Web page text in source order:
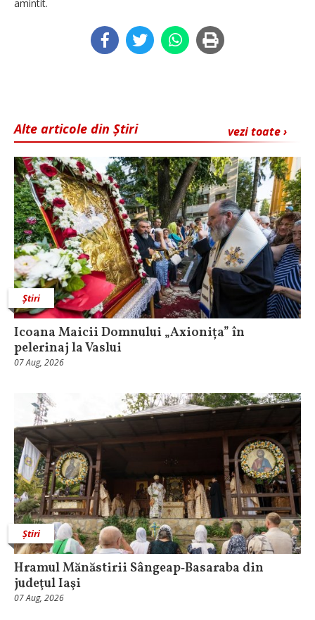
amintit.
vezi toate ›
Alte articole din Știri
Știri
Icoana Maicii Domnului „Axionița” în
pelerinaj la Vaslui
07 Aug, 2026
Știri
Hramul Mănăstirii Sângeap‑Basaraba din
judeţul Iaşi
07 Aug, 2026